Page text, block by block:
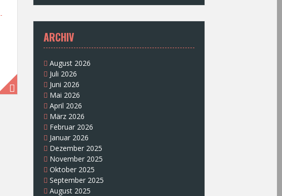
ARCHIV
August 2026
Juli 2026
Juni 2026
Mai 2026
April 2026
März 2026
Februar 2026
Januar 2026
Dezember 2025
November 2025
Oktober 2025
September 2025
August 2025